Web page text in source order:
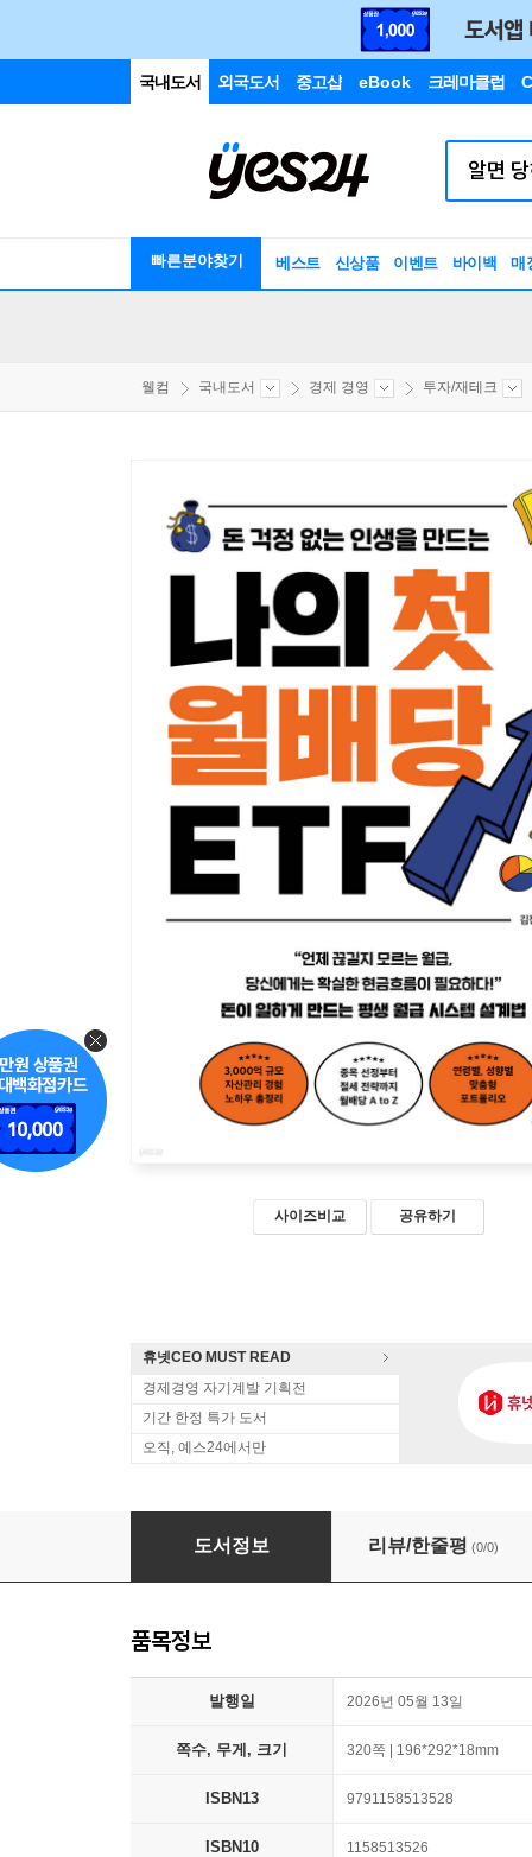
국내도서 외국도서 중고샵 eBook 크레마클럽
빠른분야찾기 베스트 신상품 이벤트 바이백 매
웰컴 국내도서 경제 경영 투자/재테크
사이즈비교 공유하기
휴넷CEO MUST READ
경제경영 자기계발 기획전
기간 한정 특가 도서
오직, 예스24에서만
나의 첫 월배당 ETF (큰글자도서)
도서정보 리뷰/한줄평 (0/0)
품목정보
발행일 2026년 05월 13일
쪽수, 무게, 크기 320쪽 | 196*292*18mm
ISBN13 9791158513528
ISBN10 1158513526